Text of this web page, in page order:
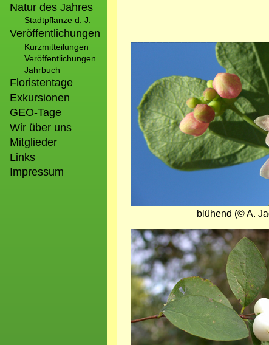
Natur des Jahres
Stadtpflanze d. J.
Veröffentlichungen
Kurzmitteilungen
Veröffentlichungen
Jahrbuch
Floristentage
Exkursionen
GEO-Tage
Wir über uns
Mitglieder
Links
Impressum
blühend (© A.
Bild